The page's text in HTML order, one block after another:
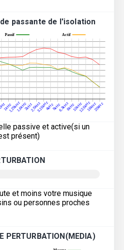
passante de l'isolation
passive et active(si un
présent)
et moins votre musique
ou personnes proches
PERTURBATION(MEDIA)